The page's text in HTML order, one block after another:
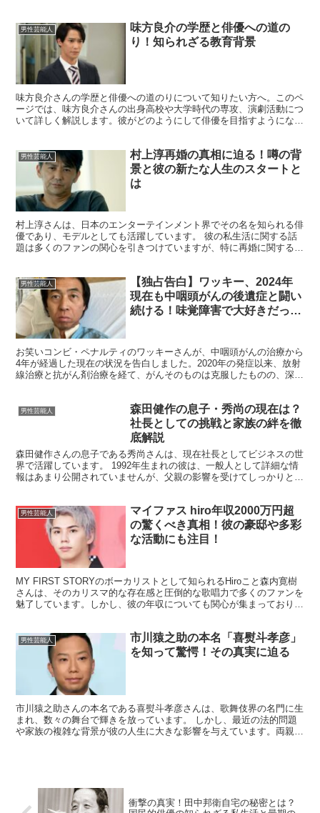
男性芸能人
味方良介の学歴と俳優への道の
り！知られざる教育背景
味方良介さんの学歴と俳優への道のりについて知りたい方へ。このペ
ージでは、味方良介さんの出身高校や大学時代の専攻、演劇活動につ
いて詳しく解説します。彼がどのようにして俳優を目指すようになっ
男性芸能人
村上淳再婚の真相に迫る！噂の背
景と彼の新たな人生のスタートと
は
村上淳さんは、日本のエンターテインメント界でその名を知られる俳
優であり、モデルとしても活躍しています。 彼の私生活に関する話
題は多くのファンの関心を引きつけていますが、特に再婚に関する噂
男性芸能人
【独占告白】ワッキー、2024年
現在も中咽頭がんの後遺症と闘い
続ける！味覚障害で大好きだった
お笑いコンビ・ペナルティのワッキーさんが、中咽頭がんの治療から
4年が経過した現在の状況を告白しました。2020年の発症以来、放射
線治療と抗がん剤治療を経て、がんそのものは克服したものの、深刻
男性芸能人
森田健作の息子・秀尚の現在は？
社長としての挑戦と家族の絆を徹
底解説
森田健作さんの息子である秀尚さんは、現在社長としてビジネスの世
界で活躍しています。 1992年生まれの彼は、一般人として詳細な情
報はあまり公開されていませんが、父親の影響を受けてしっかりとし
男性芸能人
マイファス hiro年収2000万円超
の驚くべき真相！彼の豪邸や多彩
な活動にも注目！
MY FIRST STORYのボーカリストとして知られるHiroこと森内寛樹
さんは、そのカリスマ的な存在感と圧倒的な歌唱力で多くのファンを
魅了しています。しかし、彼の年収についても関心が集まっており、
男性芸能人
市川猿之助の本名「喜熨斗孝彦」
を知って驚愕！その真実に迫る
市川猿之助さんの本名である喜熨斗孝彦さんは、歌舞伎界の名門に生
まれ、数々の舞台で輝きを放っています。 しかし、最近の法的問題
や家族の複雑な背景が彼の人生に大きな影響を与えています。両親の
衝撃の真実！田中邦衛自宅の秘密とは？